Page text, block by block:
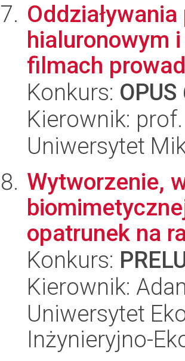
hialuronowym
filmach
Konkurs: OPUS
Kierownik:
Uniwersytet
Wytworzenie,
opatrunek na
Konkurs:
Kierownik:
Uniwersytet
Inżynieryjno-